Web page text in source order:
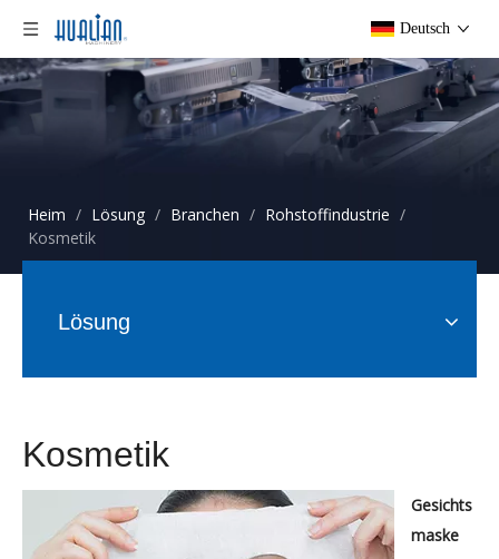
Deutsch
Heim / Lösung / Branchen / Rohstoffindustrie /
Kosmetik
Lösung
Kosmetik
Gesichts
maske